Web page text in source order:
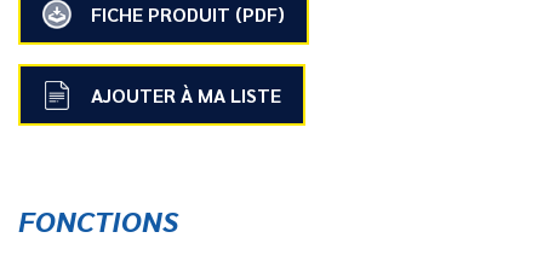
FICHE PRODUIT (PDF)
AJOUTER À MA LISTE
FONCTIONS